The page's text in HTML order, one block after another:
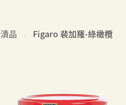
品 Figaro 裴加羅-綠橄欖